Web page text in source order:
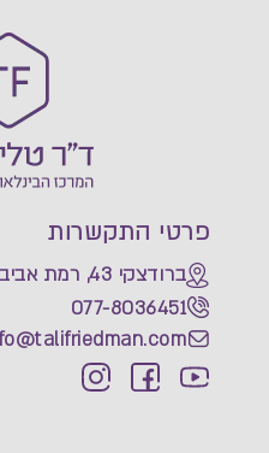
פרטי התקשרות
ברודצקי 43, רמת אביב, ת"א
077-8036451